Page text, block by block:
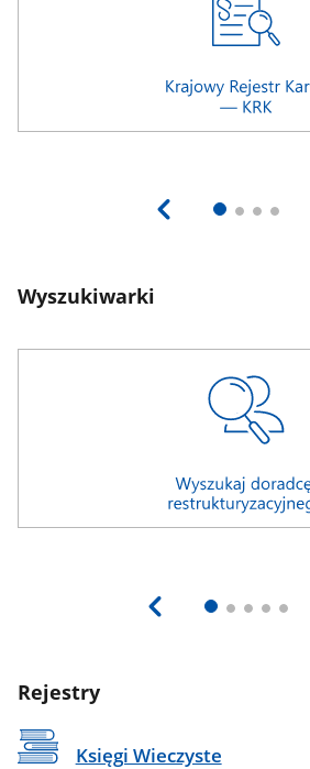
Wyszukiwarki
Rejestry
Księgi Wieczyste